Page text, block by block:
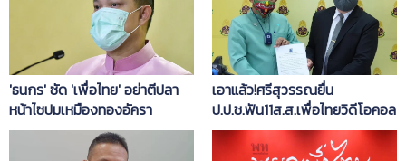
'ธนกร' ซัด 'เพื่อไทย' อย่าตีปลา
หน้าไซปมเหมืองทองอัครา
เอาแล้ว!ศรีสุวรรณยื่น
ป.ป.ช.ฟัน11ส.ส.เพื่อไทยวิดีโอคอล
แม้ว